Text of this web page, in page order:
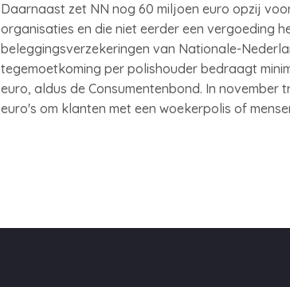
Daarnaast zet NN nog 60 miljoen euro opzij
organisaties en die niet eerder een vergoeding
beleggingsverzekeringen van Nationale-
tegemoetkoming per polishouder bedraagt
euro, aldus de Consumentenbond. In november
euro's om klanten met een woekerpolis of